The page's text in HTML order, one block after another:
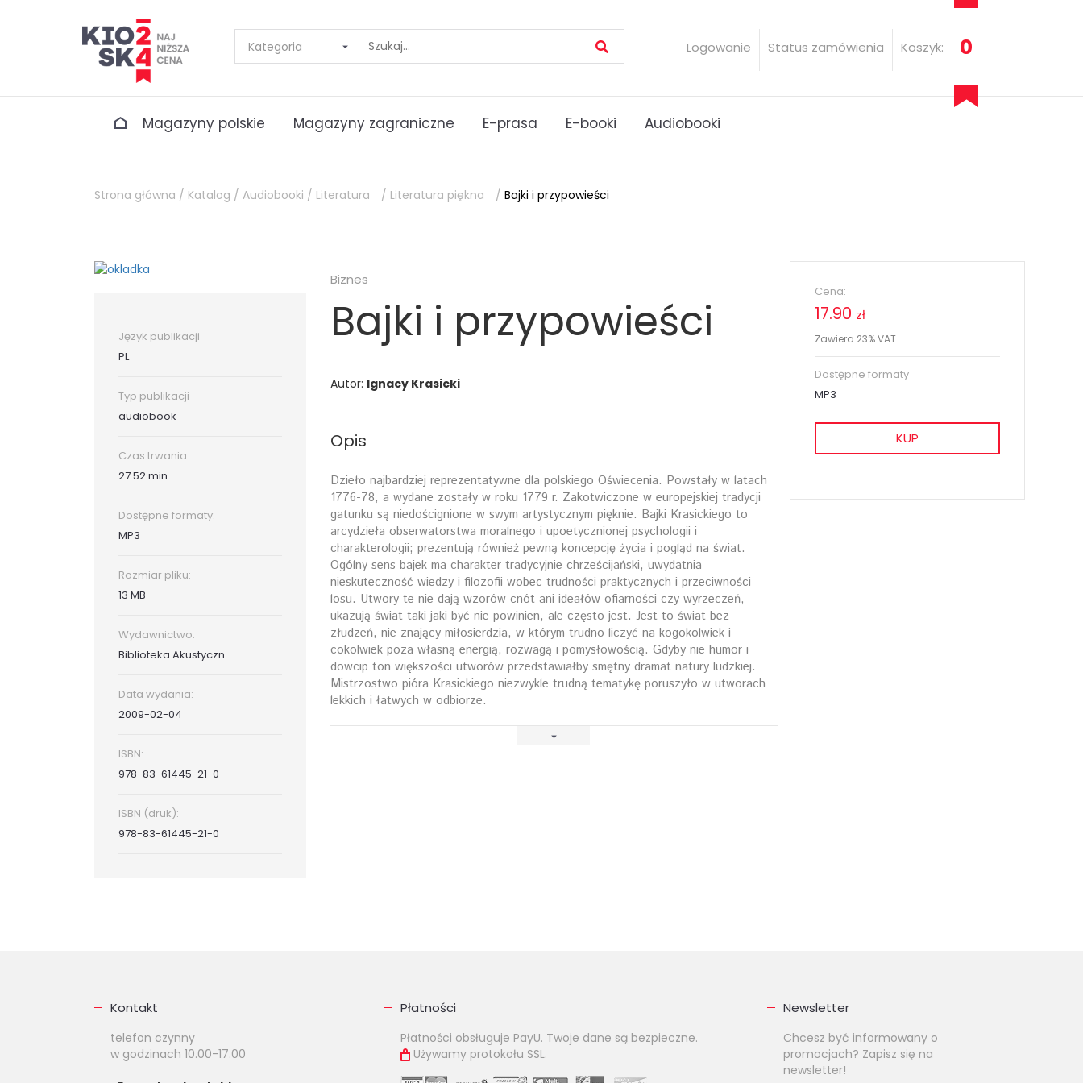
Logowanie Status zamówienia Koszyk: 0
Magazyny polskie Magazyny zagraniczne E-prasa E-booki Audiobooki
Strona główna / Katalog / Audiobooki / Literatura / Literatura piękna / Bajki i przypowieści
Język publikacji
PL
Typ publikacji
audiobook
Czas trwania:
27.52 min
Dostępne formaty:
MP3
Rozmiar pliku:
13 MB
Wydawnictwo:
Biblioteka Akustyczn
Data wydania:
2009-02-04
ISBN:
978-83-61445-21-0
ISBN (druk):
978-83-61445-21-0
Biznes
Bajki i przypowieści
Autor: Ignacy Krasicki
Opis
Dzieło najbardziej reprezentatywne dla polskiego Oświecenia. Powstały w latach
1776-78, a wydane zostały w roku 1779 r. Zakotwiczone w europejskiej tradycji
gatunku są niedoścignione w swym artystycznym pięknie. Bajki Krasickiego to
arcydzieła obserwatorstwa moralnego i upoetycznionej psychologii i
charakterologii; prezentują również pewną koncepcję życia i pogląd na świat.
Ogólny sens bajek ma charakter tradycyjnie chrześcijański, uwydatnia
nieskuteczność wiedzy i filozofii wobec trudności praktycznych i przeciwności
losu. Utwory te nie dają wzorów cnót ani ideałów ofiarności czy wyrzeczeń,
ukazują świat taki jaki być nie powinien, ale często jest. Jest to świat bez
złudzeń, nie znający miłosierdzia, w którym trudno liczyć na kogokolwiek i
cokolwiek poza własną energią, rozwagą i pomysłowością. Gdyby nie humor i
dowcip ton większości utworów przedstawiałby smętny dramat natury ludzkiej.
Mistrzostwo pióra Krasickiego niezwykle trudną tematykę poruszyło w utworach
lekkich i łatwych w odbiorze.
Cena:
17.90 zł
Zawiera 23% VAT
Dostępne formaty
MP3
KUP
Kontakt
telefon czynny
w godzinach 10.00-17.00
Płatności
Płatności obsługuje PayU. Twoje dane są bezpieczne.
Używamy protokołu SSL.
Newsletter
Chcesz być informowany o
promocjach? Zapisz się na
newsletter!